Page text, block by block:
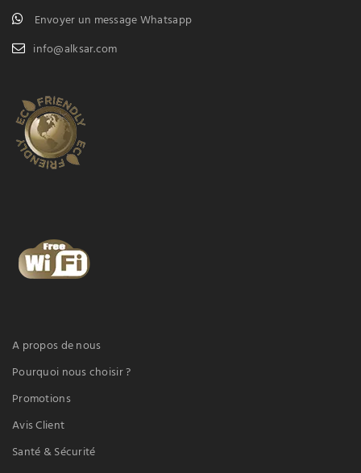
Envoyer un message Whatsapp
info@alksar.com
A propos de nous
Pourquoi nous choisir ?
Promotions
Avis Client
Santé & Sécurité